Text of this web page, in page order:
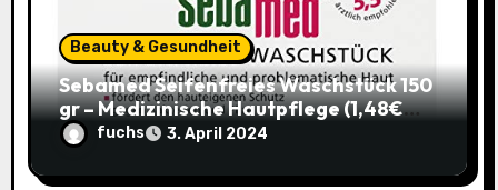
n
Beauty & Gesundheit
Sebamed Seifenfreies Waschstück 150
gr – Medizinische Hautpflege (1,48€
statt 1,99€)
fuchs 3. April 2024